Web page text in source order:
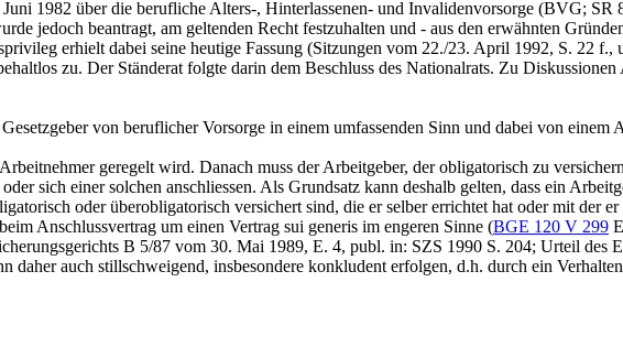
Juni 1982 über die berufliche Alters-, Hinterlassenen- und Invalidenvorsorge (BVG;
jedoch beantragt, am geltenden Recht festzuhalten und - aus den erwähnten
erhielt dabei seine heutige Fassung (Sitzungen vom 22./23. April 1992, S. 22
zu. Der Ständerat folgte darin dem Beschluss des Nationalrats. Zu
von beruflicher Vorsorge in einem umfassenden Sinn und dabei von einem
geregelt wird. Danach muss der Arbeitgeber, der obligatorisch zu
sich einer solchen anschliessen. Als Grundsatz kann deshalb gelten, dass ein
oder überobligatorisch versichert sind, die er selber errichtet hat oder mit der
Anschlussvertrag um einen Vertrag sui generis im engeren Sinne (BGE 120 V 299
B 5/87 vom 30. Mai 1989, E. 4, publ. in: SZS 1990 S. 204; Urteil des
daher auch stillschweigend, insbesondere konkludent erfolgen, d.h. durch ein